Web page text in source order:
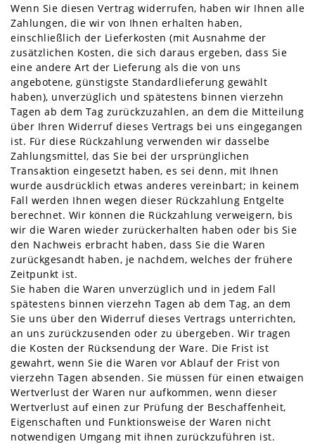
Wenn Sie diesen Vertrag widerrufen, haben wir Ihnen alle
Zahlungen, die wir von Ihnen erhalten haben,
einschließlich der Lieferkosten (mit Ausnahme der
zusätzlichen Kosten, die sich daraus ergeben, dass Sie
eine andere Art der Lieferung als die von uns
angebotene, günstigste Standardlieferung gewählt
haben), unverzüglich und spätestens binnen vierzehn
Tagen ab dem Tag zurückzuzahlen, an dem die Mitteilung
über Ihren Widerruf dieses Vertrags bei uns eingegangen
ist. Für diese Rückzahlung verwenden wir dasselbe
Zahlungsmittel, das Sie bei der ursprünglichen
Transaktion eingesetzt haben, es sei denn, mit Ihnen
wurde ausdrücklich etwas anderes vereinbart; in keinem
Fall werden Ihnen wegen dieser Rückzahlung Entgelte
berechnet. Wir können die Rückzahlung verweigern, bis
wir die Waren wieder zurückerhalten haben oder bis Sie
den Nachweis erbracht haben, dass Sie die Waren
zurückgesandt haben, je nachdem, welches der frühere
Zeitpunkt ist.
Sie haben die Waren unverzüglich und in jedem Fall
spätestens binnen vierzehn Tagen ab dem Tag, an dem
Sie uns über den Widerruf dieses Vertrags unterrichten,
an uns zurückzusenden oder zu übergeben. Wir tragen
die Kosten der Rücksendung der Ware. Die Frist ist
gewahrt, wenn Sie die Waren vor Ablauf der Frist von
vierzehn Tagen absenden. Sie müssen für einen etwaigen
Wertverlust der Waren nur aufkommen, wenn dieser
Wertverlust auf einen zur Prüfung der Beschaffenheit,
Eigenschaften und Funktionsweise der Waren nicht
notwendigen Umgang mit ihnen zurückzuführen ist.